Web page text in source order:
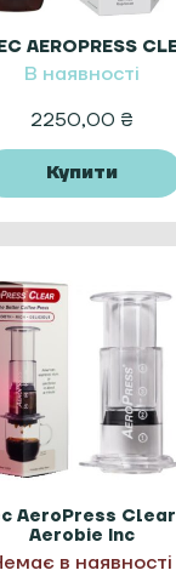
AEROPRESS
В наявності
2250,00 ₴
Купити
AeroPress
Aerobie Inc
в наявності